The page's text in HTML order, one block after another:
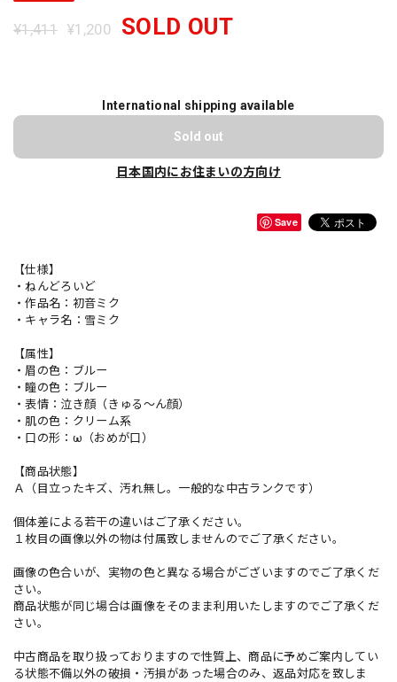
¥1,411 ¥1,200 SOLD OUT
International shipping available
Sold out
日本国内にお住まいの方向け
Save
【仕様】
・ねんどろいど
・作品名：初音ミク
・キャラ名：雪ミク
【属性】
・眉の色：ブルー
・瞳の色：ブルー
・表情：泣き顔（きゅる～ん顔）
・肌の色：クリーム系
・口の形：ω（おめが口）
【商品状態】
Ａ（目立ったキズ、汚れ無し。一般的な中古ランクです）
個体差による若干の違いはご了承ください。
１枚目の画像以外の物は付属致しませんのでご了承ください。
画像の色合いが、実物の色と異なる場合がございますのでご了承くだ
さい。
商品状態が同じ場合は画像をそのまま利用いたしますのでご了承くだ
さい。
中古商品を取り扱っておりますので性質上、商品に予めご案内してい
る状態不備以外の破損・汚損があった場合のみ、返品対応を致しま